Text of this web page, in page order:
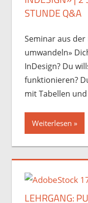
STUNDE Q&A
Seminar aus der
umwandeln»
InDesign? Du
funktionieren?
mit Tabellen
Weiterlesen
LEHRGANG: